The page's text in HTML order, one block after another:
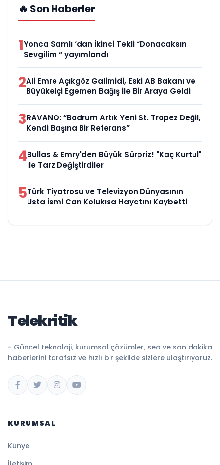
🔥 Son Haberler
1Yonca Samlı ‘dan İkinci Tekli “Donacaksın
Sevgilim “ yayımlandı
2Ali Emre Açıkgöz Galimidi, Eski AB Bakanı ve
Büyükelçi Egemen Bağış ile Bir Araya Geldi
3RAVANO: “Bodrum Artık Yeni St. Tropez Değil,
Kendi Başına Bir Referans”
4Bullas & Emry'den Büyük Sürpriz! "Kaç Kurtul"
ile Tarz Değiştirdiler
5Türk Tiyatrosu ve Televizyon Dünyasının
Usta İsmi Can Kolukısa Hayatını Kaybetti
Telekritik
- Güncel teknoloji, kurumsal çözümler, seo ve son dakika
haberlerini tarafsız ve hızlı bir şekilde sizlere ulaştırıyoruz.
KURUMSAL
Künye